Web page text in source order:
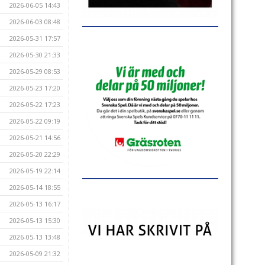
2026-06-05 14:43
2026-06-03 08:48
2026-05-31 17:57
2026-05-30 21:33
2026-05-29 08:53
2026-05-23 17:20
2026-05-22 17:23
2026-05-22 09:19
2026-05-21 14:56
2026-05-20 22:29
2026-05-19 22:14
2026-05-14 18:55
2026-05-13 16:17
2026-05-13 15:30
2026-05-13 13:48
2026-05-09 21:32